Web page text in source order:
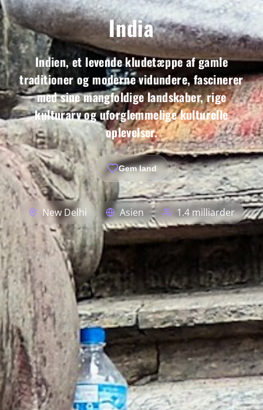
India
Indien, et levende kludetæppe af gamle
traditioner og moderne vidundere, fascinerer
med sine mangfoldige landskaber, rige
kulturarv og uforglemmelige kulturelle
oplevelser.
Gem land
New Delhi Asien 1.4 milliarder